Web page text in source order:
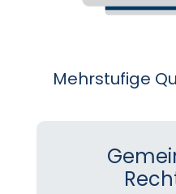
Mehrstufige